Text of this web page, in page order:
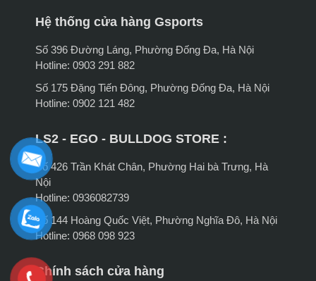
Hệ thống cửa hàng Gsports
Số 396 Đường Láng, Phường Đống Đa, Hà Nội
Hotline: 0903 291 882
Số 175 Đặng Tiến Đông, Phường Đống Đa, Hà Nội
Hotline: 0902 121 482
LS2 - EGO - BULLDOG STORE :
Số 426 Trần Khát Chân, Phường Hai bà Trưng, Hà
Nội
Hotline: 0936082739
Số 144 Hoàng Quốc Việt, Phường Nghĩa Đô, Hà Nội
Hotline: 0968 098 923
Chính sách cửa hàng